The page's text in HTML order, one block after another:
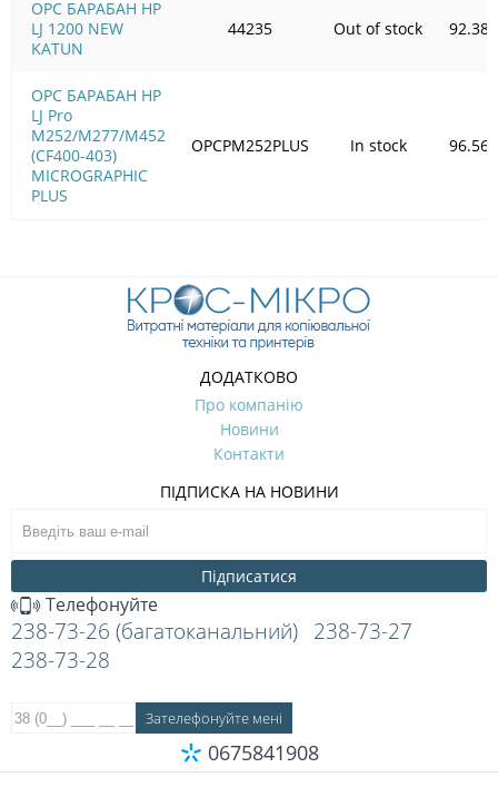
OPC БАРАБАН HP
LJ 1200 NEW
KATUN
OPC БАРАБАН HP
LJ Pro
M252/M277/M452
(CF400-403)
MICROGRAPHIC
PLUS
44235 Out of stock 92.38
OPCPM252PLUS In stock 96.56
ДОДАТКОВО
Про компанію
Новини
Контакти
ПІДПИСКА НА НОВИНИ
Підписатися
Телефонуйте
238-73-26 (багатоканальний) 238-73-27
238-73-28
0675841908